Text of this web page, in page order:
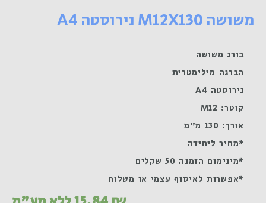
A4
משושה M12X130 נירוסטה A4
בורג משושה
הברגה מילימטרית
נירוסטה A4
קוטר: M12
אורך: 130 מ"מ
*מחיר ליחידה
*מינימום הזמנה 50 שקלים
*אפשרות לאיסוף עצמי או משלוח